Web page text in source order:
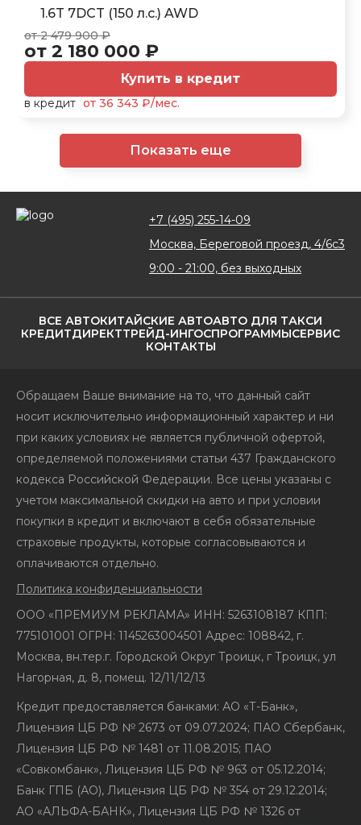
1.6T 7DCT (150 л.с.) AWD
от 2 479 900 ₽
от 2 180 000 ₽
Купить в кредит
в кредит от 36 343 ₽/мес.
Показать еще
ВСЕ АВТОКИТАЙСКИЕ АВТОАВТО ДЛЯ ТАКСИ
КРЕДИТДИРЕКТТРЕЙД-ИНГОСПРОГРАММЫСЕРВИС
КОНТАКТЫ
+7 (495) 255-14-09
Москва, Береговой проезд, 4/6с3
9:00 - 21:00, без выходных
Обращаем Ваше внимание на то, что данный сайт
носит исключительно информационный характер и ни
при каких условиях не является публичной офертой,
определяемой положениями статьи 437 Гражданского
кодекса Российской Федерации. Все цены указаны с
учетом максимальной скидки на авто и при условии
покупки в кредит и включают в себя обязательные
страховые продукты, которые согласовываются и
оплачиваются отдельно.
Политика конфиденциальности
ООО «ПРЕМИУМ РЕКЛАМА» ИНН: 5263108187 КПП:
775101001 ОГРН: 1145263004501 Адрес: 108842, г.
Москва, вн.тер.г. Городской Округ Троицк, г Троицк, ул
Нагорная, д. 8, помещ. 12/11/12/13
Кредит предоставляется банками: АО «Т-Банк»,
Лицензия ЦБ РФ № 2673 от 09.07.2024; ПАО Сбербанк,
Лицензия ЦБ РФ № 1481 от 11.08.2015; ПАО
«Совкомбанк», Лицензия ЦБ РФ № 963 от 05.12.2014;
Банк ГПБ (АО), Лицензия ЦБ РФ № 354 от 29.12.2014;
АО «АЛЬФА-БАНК», Лицензия ЦБ РФ № 1326 от